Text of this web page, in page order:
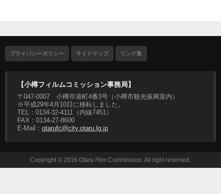
プライバシーポリシー サイトマップ リンク集
【小樽フィルムコミッション事務局】
〒047-0007 小樽市港町4番3号（小樽市観光振興室内）
※平成29年4月10日に移転しました。
TEL：0134-32-4111（内線7451）
FAX：0134-27-8600
E-Mail： otarufc@city.otaru.lg.jp
Copyright © 2016 Otaru Film Commission. All right reserved.